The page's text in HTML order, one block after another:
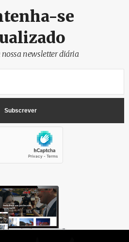
se
nossa newsletter diária